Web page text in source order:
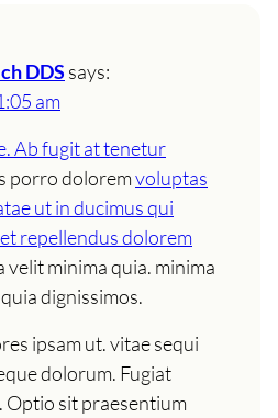
DDS says:
am
Ab fugit at tenetur
porro doloremvoluptas
ut in ducimus qui
repellendus dolorem
velit minima quia. minima
dignissimos.
ipsam ut. vitae sequi
dolorum. Fugiat
Optio sit praesentium